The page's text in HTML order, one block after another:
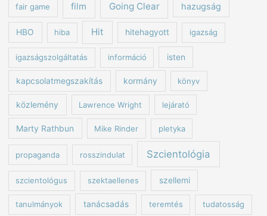
fair game film Going Clear hazugság
HBO hiba Hit hitehagyott igazság
igazságszolgáltatás információ isten
kapcsolatmegszakítás kormány könyv
közlemény Lawrence Wright lejárató
Marty Rathbun Mike Rinder pletyka
propaganda rosszindulat Szcientológia
szcientológus szektaellenes szellemi
tanulmányok tanácsadás teremtés tudatosság